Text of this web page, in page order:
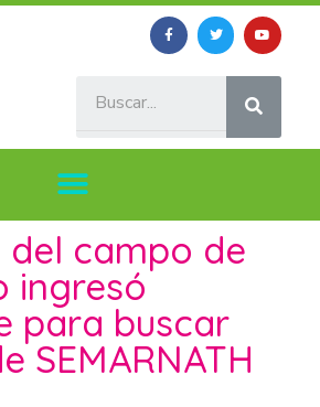
del campo de
ingresó
para buscar
SEMARNATH